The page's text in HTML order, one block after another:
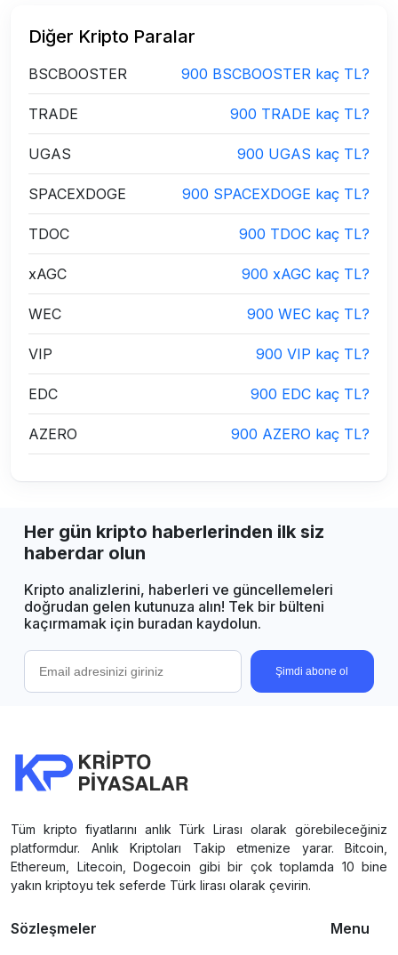
Diğer Kripto Paralar
BSCBOOSTER 900 BSCBOOSTER kaç TL?
TRADE 900 TRADE kaç TL?
UGAS 900 UGAS kaç TL?
SPACEXDOGE 900 SPACEXDOGE kaç TL?
TDOC 900 TDOC kaç TL?
xAGC 900 xAGC kaç TL?
WEC 900 WEC kaç TL?
VIP 900 VIP kaç TL?
EDC 900 EDC kaç TL?
AZERO 900 AZERO kaç TL?
Her gün kripto haberlerinden ilk siz
haberdar olun
Kripto analizlerini, haberleri ve güncellemeleri
doğrudan gelen kutunuza alın! Tek bir bülteni
kaçırmamak için buradan kaydolun.
Şimdi abone ol
Tüm kripto fiyatlarını anlık Türk Lirası olarak görebileceğiniz
platformdur. Anlık Kriptoları Takip etmenize yarar. Bitcoin,
Ethereum, Litecoin, Dogecoin gibi bir çok toplamda 10 bine
yakın kriptoyu tek seferde Türk lirası olarak çevirin.
Sözleşmeler Menu